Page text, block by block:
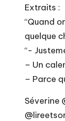
Extraits :
“Quand
quelque
“-
– Un
– Parce
Séverine